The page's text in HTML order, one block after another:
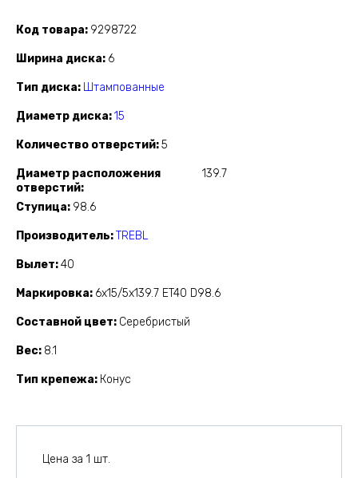
Код товара 9298722
Ширина диска 6
Тип диска Штампованные
Диаметр диска 15
Количество отверстий 5
Диаметр расположения
отверстий
139.7
Ступица 98.6
Производитель TREBL
Вылет 40
Маркировка 6x15/5x139.7 ET40 D98.6
Составной цвет Серебристый
Вес 8.1
Тип крепежа Конус
Цена за 1 шт.